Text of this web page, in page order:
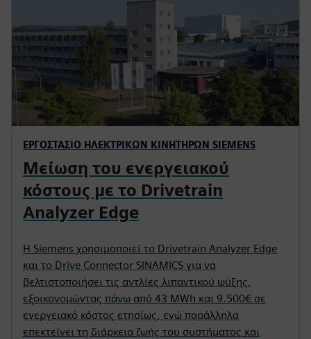
ΕΡΓΟΣΤΆΣΙΟ ΗΛΕΚΤΡΙΚΏΝ ΚΙΝΗΤΉΡΩΝ SIEMENS
Μείωση του ενεργειακού
κόστους με το Drivetrain
Analyzer Edge
Η Siemens χρησιμοποιεί το Drivetrain Analyzer Edge
και το Drive Connector SINAMICS για να
βελτιστοποιήσει τις αντλίες λιπαντικού ψύξης,
εξοικονομώντας πάνω από 43 MWh και 9.500€ σε
ενεργειακό κόστος ετησίως, ενώ παράλληλα
επεκτείνει τη διάρκεια ζωής του συστήματος και